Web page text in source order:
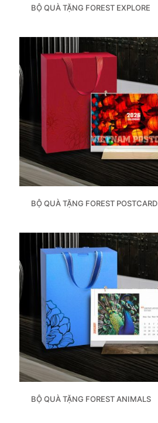
BỘ QUÀ TẶNG FOREST EXPLORE
BỘ QUÀ TẶNG FOREST POSTCARD
BỘ QUÀ TẶNG FOREST ANIMALS